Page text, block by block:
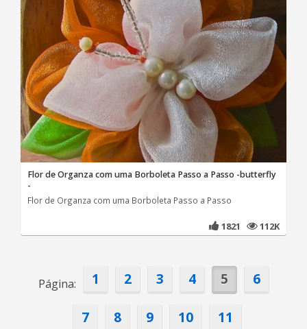
Flor de Organza com uma Borboleta Passo a Passo -butterfly
-
Flor de Organza com uma Borboleta Passo a Passo
1821 112K
Página: 1 2 3 4 5 6
7 8 9 10 11